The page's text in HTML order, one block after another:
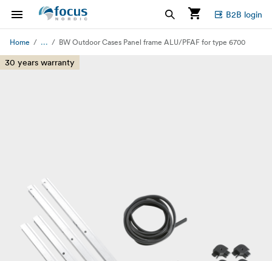
B2B login
Home ... BW Outdoor Cases Panel frame ALU/PFAF for type 6700
30 years warranty